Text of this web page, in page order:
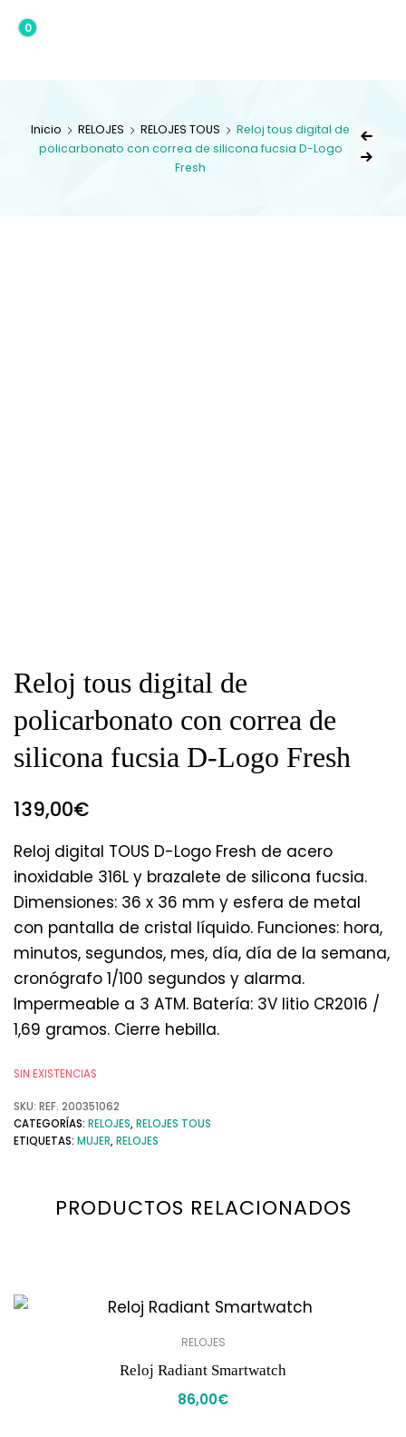
0,00€
0
Inicio RELOJES RELOJES TOUS
Reloj tous digital de
policarbonato con correa de silicona fucsia D-Logo
Fresh
Reloj tous digital de
policarbonato con correa de
silicona fucsia D-Logo Fresh
139,00€
Reloj digital TOUS D-Logo Fresh de acero
inoxidable 316L y brazalete de silicona fucsia.
Dimensiones: 36 x 36 mm y esfera de metal
con pantalla de cristal líquido. Funciones: hora,
minutos, segundos, mes, día, día de la semana,
cronógrafo 1/100 segundos y alarma.
Impermeable a 3 ATM. Batería: 3V litio CR2016 /
1,69 gramos. Cierre hebilla.
SIN EXISTENCIAS
SKU: REF. 200351062
CATEGORÍAS: RELOJES,RELOJES TOUS
ETIQUETAS: MUJER,RELOJES
PRODUCTOS RELACIONADOS
RELOJES
Reloj Radiant Smartwatch
86,00€